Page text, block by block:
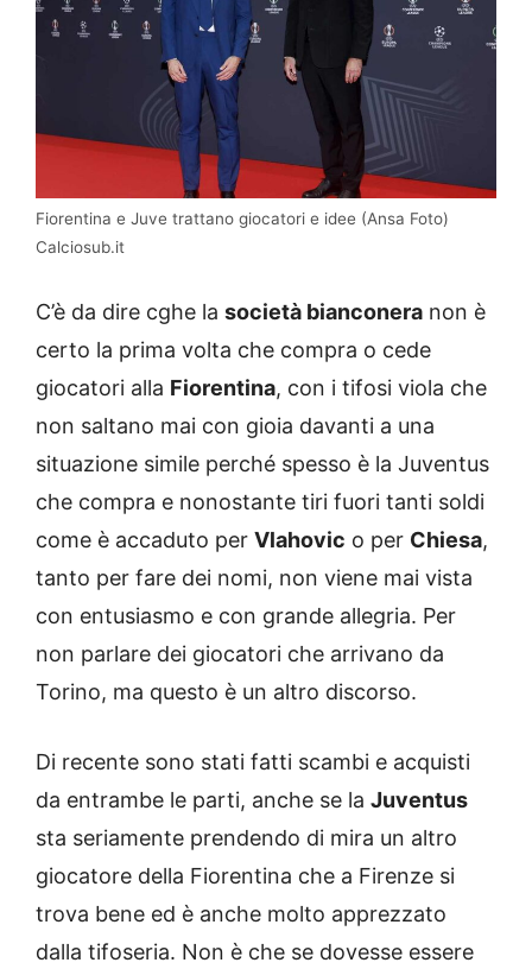
Fiorentina e Juve trattano giocatori e idee (Ansa Foto)
Calciosub.it
C’è da dire cghe la società bianconera non è
certo la prima volta che compra o cede
giocatori alla Fiorentina, con i tifosi viola che
non saltano mai con gioia davanti a una
situazione simile perché spesso è la Juventus
che compra e nonostante tiri fuori tanti soldi
come è accaduto per Vlahovic o per Chiesa,
tanto per fare dei nomi, non viene mai vista
con entusiasmo e con grande allegria. Per
non parlare dei giocatori che arrivano da
Torino, ma questo è un altro discorso.
Di recente sono stati fatti scambi e acquisti
da entrambe le parti, anche se la Juventus
sta seriamente prendendo di mira un altro
giocatore della Fiorentina che a Firenze si
trova bene ed è anche molto apprezzato
dalla tifoseria. Non è che se dovesse essere